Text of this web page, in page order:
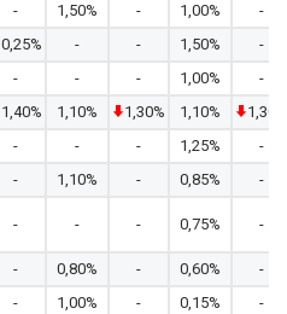
- 1,50% - 1,00%
-
0,25% - - 1,50%
-
- - - 1,00%
-
1,40% 1,10% 1,30% 1,10%
1,30%
- - - 1,25%
-
- 1,10% - 0,85%
-
- - - 0,75% -
- 0,80% - 0,60%
-
- 1,00% - 0,15%
-